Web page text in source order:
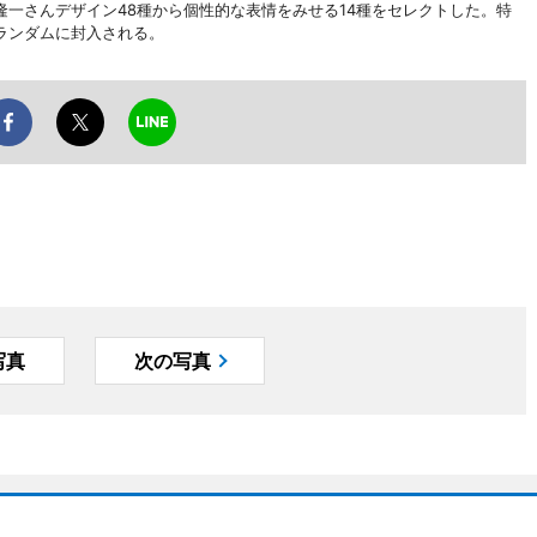
さんデザイン48種から個性的な表情をみせる14種をセレクトした。特
ダムに封入される。
真 次の写真